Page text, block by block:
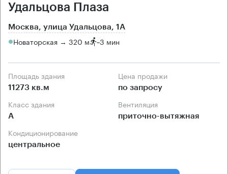
Удальцова Плаза
Москва, улица Удальцова, 1А
Новаторская → 320 м ~3 мин
Площадь здания
11273 кв.м
Цена продажи
по запросу
Класс здания
А
Вентиляция
приточно-вытяжная
Кондиционирование
центральное